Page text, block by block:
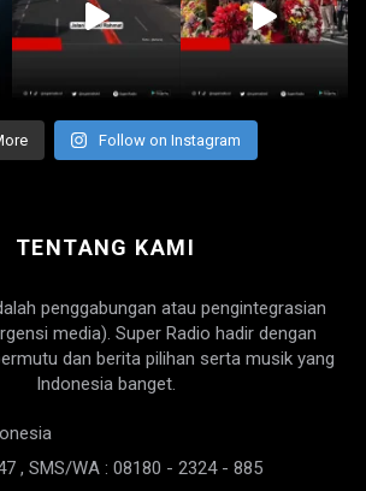
Follow on Instagram
TENTANG KAMI
penggabungan atau pengintegrasian
media). Super Radio hadir dengan
dan berita pilihan serta musik yang
Indonesia banget.
, SMS/WA : 08180 - 2324 - 885